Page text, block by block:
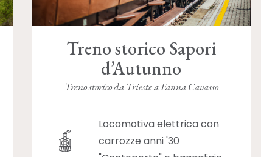
Treno storico Sapori
d’Autunno
Treno storico da Trieste a Fanna Cavasso
Locomotiva elettrica con
carrozze anni '30